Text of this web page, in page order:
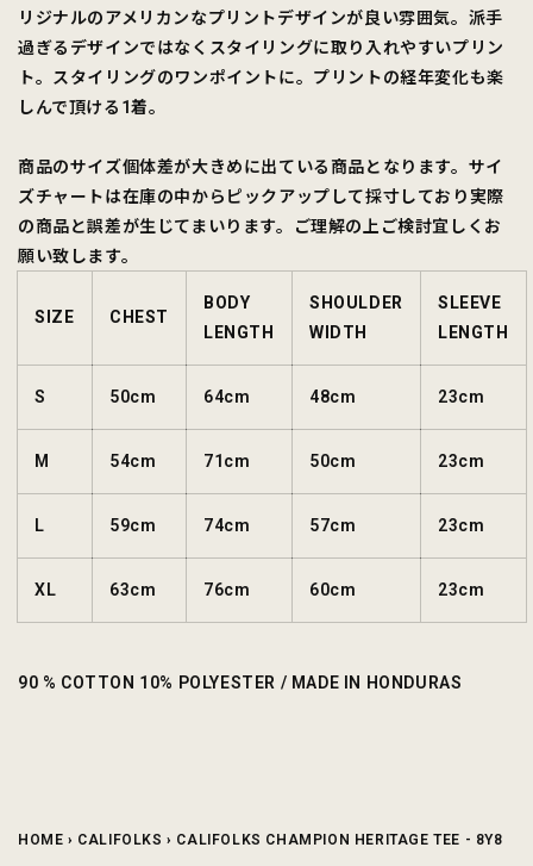
リジナルのアメリカンなプリントデザインが良い雰囲気。派手
過ぎるデザインではなくスタイリングに取り入れやすいプリン
ト。スタイリングのワンポイントに。プリントの経年変化も楽
しんで頂ける1着。
商品のサイズ個体差が大きめに出ている商品となります。サイ
ズチャートは在庫の中からピックアップして採寸しており実際
の商品と誤差が生じてまいります。ご理解の上ご検討宜しくお
願い致します。
SIZE CHEST
BODY
LENGTH
SHOULDER
WIDTH
SLEEVE
LENGTH
S 50cm 64cm 48cm 23cm
M 54cm 71cm 50cm 23cm
L 59cm 74cm 57cm 23cm
XL 63cm 76cm 60cm 23cm
90 % COTTON 10% POLYESTER / MADE IN HONDURAS
HOME › CALIFOLKS › CALIFOLKS CHAMPION HERITAGE TEE - 8Y8